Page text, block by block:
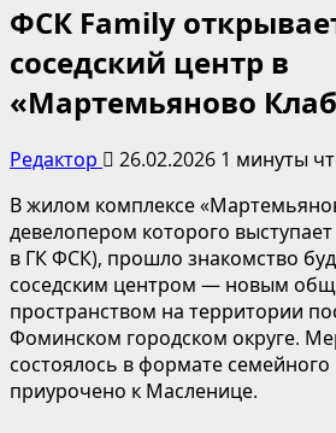
ФСК Family
соседский центр в
«Мартемьяново
Редактор 26.02.2026 1 минуты
В жилом комплексе
девелопером которого
в ГК ФСК), прошло знакомство
соседским центром — новым
пространством на территории
Фоминском городском округе.
состоялось в формате
приурочено к Масленице.